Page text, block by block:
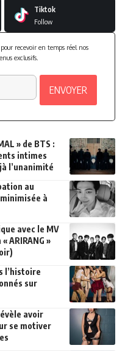
Tiktok
Follow
recevoir en temps réel nos
exclusifs.
» de BTS :
intimes
l’unanimité
au
à
avec le MV
ARIRANG »
l’histoire
sur
avoir
se motiver